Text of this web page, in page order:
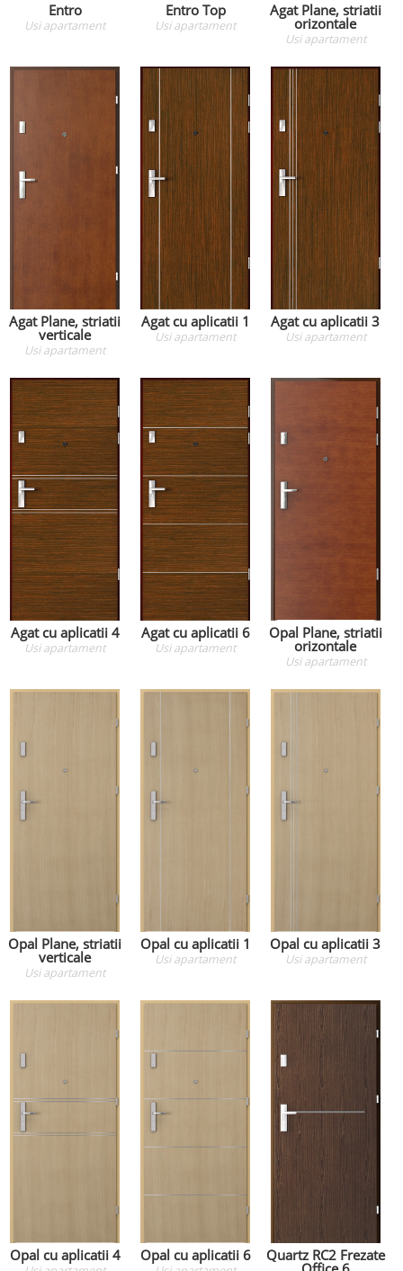
Entro
Usi apartament
Entro Top
Usi apartament
Agat Plane, striatii
orizontale
Usi apartament
Agat Plane, striatii
verticale
Usi apartament
Agat cu aplicatii 1
Usi apartament
Agat cu aplicatii 3
Usi apartament
Agat cu aplicatii 4
Usi apartament
Agat cu aplicatii 6
Usi apartament
Opal Plane, striatii
orizontale
Usi apartament
Opal Plane, striatii
verticale
Usi apartament
Opal cu aplicatii 1
Usi apartament
Opal cu aplicatii 3
Usi apartament
Opal cu aplicatii 4 Opal cu aplicatii 6 Quartz RC2 Frezate